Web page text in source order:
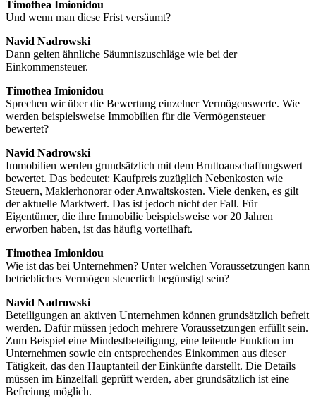
Timothea Imionidou
Und wenn man diese Frist versäumt?
Navid Nadrowski
Dann gelten ähnliche Säumniszuschläge wie bei der
Einkommensteuer.
Timothea Imionidou
Sprechen wir über die Bewertung einzelner Vermögenswerte. Wie
werden beispielsweise Immobilien für die Vermögensteuer
bewertet?
Navid Nadrowski
Immobilien werden grundsätzlich mit dem Bruttoanschaffungswert
bewertet. Das bedeutet: Kaufpreis zuzüglich Nebenkosten wie
Steuern, Maklerhonorar oder Anwaltskosten. Viele denken, es gilt
der aktuelle Marktwert. Das ist jedoch nicht der Fall. Für
Eigentümer, die ihre Immobilie beispielsweise vor 20 Jahren
erworben haben, ist das häufig vorteilhaft.
Timothea Imionidou
Wie ist das bei Unternehmen? Unter welchen Voraussetzungen kann
betriebliches Vermögen steuerlich begünstigt sein?
Navid Nadrowski
Beteiligungen an aktiven Unternehmen können grundsätzlich befreit
werden. Dafür müssen jedoch mehrere Voraussetzungen erfüllt sein.
Zum Beispiel eine Mindestbeteiligung, eine leitende Funktion im
Unternehmen sowie ein entsprechendes Einkommen aus dieser
Tätigkeit, das den Hauptanteil der Einkünfte darstellt. Die Details
müssen im Einzelfall geprüft werden, aber grundsätzlich ist eine
Befreiung möglich.